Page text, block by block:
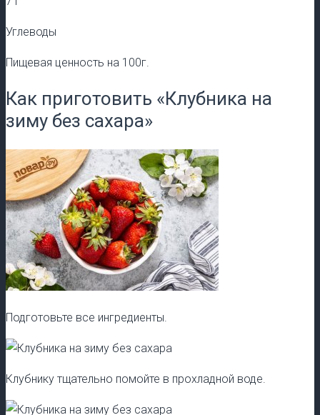
Углеводы
Пищевая ценность на 100г.
Как приготовить «Клубника на
зиму без сахара»
Подготовьте все ингредиенты.
Клубнику тщательно помойте в прохладной воде.